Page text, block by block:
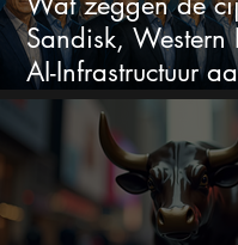
Sandisk,
AI-Infrastructuur
werkelijk